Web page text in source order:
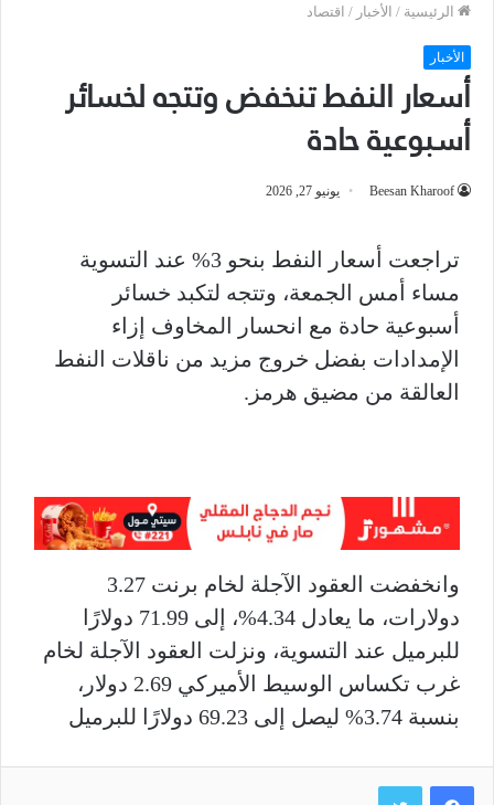
الرئيسية / الأخبار / اقتصاد
الأخبار
أسعار النفط تنخفض وتتجه لخسائر
أسبوعية حادة
Beesan Kharoof يونيو 27, 2026
تراجعت أسعار النفط بنحو 3% عند التسوية
مساء أمس الجمعة، وتتجه لتكبد خسائر
أسبوعية حادة مع انحسار المخاوف إزاء
الإمدادات بفضل خروج مزيد من ناقلات النفط
العالقة من مضيق هرمز.
وانخفضت العقود الآجلة لخام برنت ⁠3.27
دولارات، ما يعادل 4.34%، إلى 71.99 دولارًا
للبرميل عند التسوية، ونزلت العقود الآجلة لخام
غرب تكساس الوسيط الأميركي 2.69 دولار،
بنسبة 3.74% ليصل إلى 69.23 دولارًا للبرميل